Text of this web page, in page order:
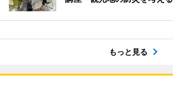
もっと見る